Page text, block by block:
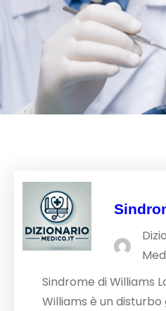
Sindrome di Williams
Williams è un